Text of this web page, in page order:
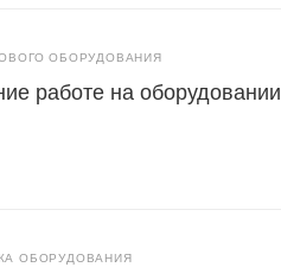
ОБОРУДОВАНИЯ
работе на оборудовании
ОБОРУДОВАНИЯ